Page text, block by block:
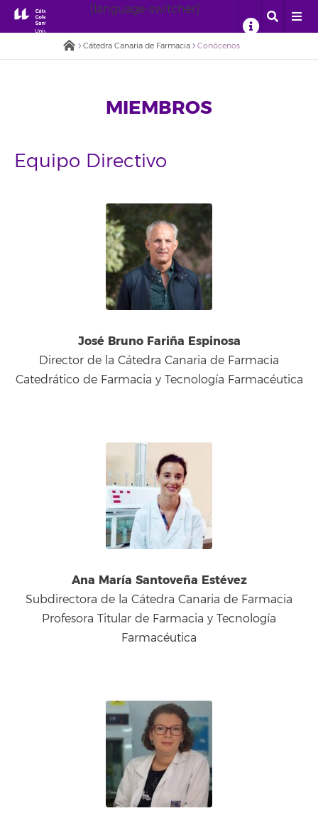
[language-switcher]
Cátedra Canaria de Farmacia Conócenos
MIEMBROS
Equipo Directivo
José Bruno Fariña Espinosa
Director de la Cátedra Canaria de Farmacia
Catedrático de Farmacia y Tecnología Farmacéutica
Ana María Santoveña Estévez
Subdirectora de la Cátedra Canaria de Farmacia
Profesora Titular de Farmacia y Tecnología
Farmacéutica